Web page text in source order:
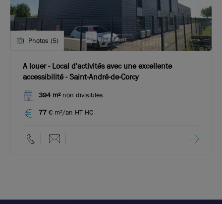
Photos (5)
A louer - Local d'activités avec une excellente
accessibilité - Saint-André-de-Corcy
394 m²non divisibles
77 € m²/an HT HC